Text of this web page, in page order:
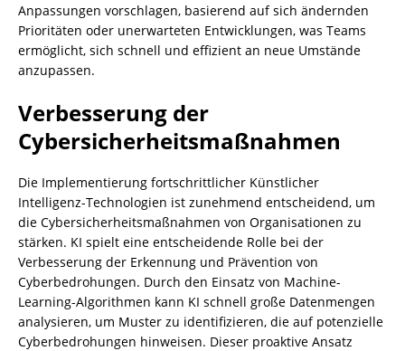
Anpassungen vorschlagen, basierend auf sich ändernden
Prioritäten oder unerwarteten Entwicklungen, was Teams
ermöglicht, sich schnell und effizient an neue Umstände
anzupassen.
Verbesserung der
Cybersicherheitsmaßnahmen
Die Implementierung fortschrittlicher Künstlicher
Intelligenz-Technologien ist zunehmend entscheidend, um
die Cybersicherheitsmaßnahmen von Organisationen zu
stärken. KI spielt eine entscheidende Rolle bei der
Verbesserung der Erkennung und Prävention von
Cyberbedrohungen. Durch den Einsatz von Machine-
Learning-Algorithmen kann KI schnell große Datenmengen
analysieren, um Muster zu identifizieren, die auf potenzielle
Cyberbedrohungen hinweisen. Dieser proaktive Ansatz